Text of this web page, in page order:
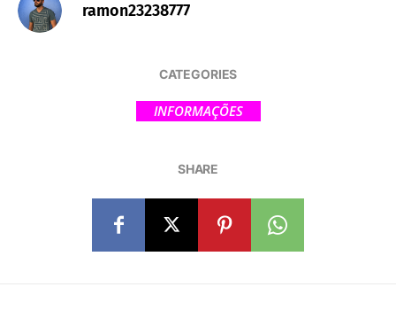
ramon23238777
CATEGORIES
INFORMAÇÕES
SHARE